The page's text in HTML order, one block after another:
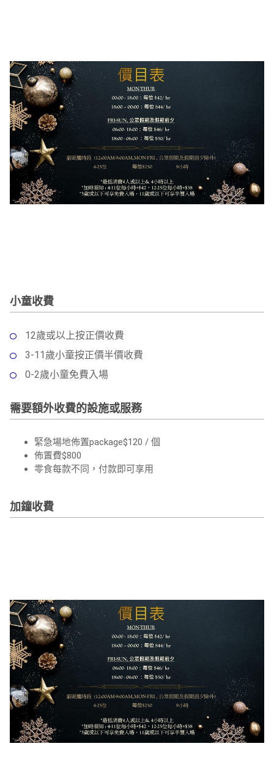
小童收費
12歲或以上按正價收費
3-11歲小童按正價半價收費
0-2歲小童免費入場
需要額外收費的設施或服務
緊急場地佈置package$120 / 個
佈置費$800
零食每款不同，付款即可享用
加鐘收費